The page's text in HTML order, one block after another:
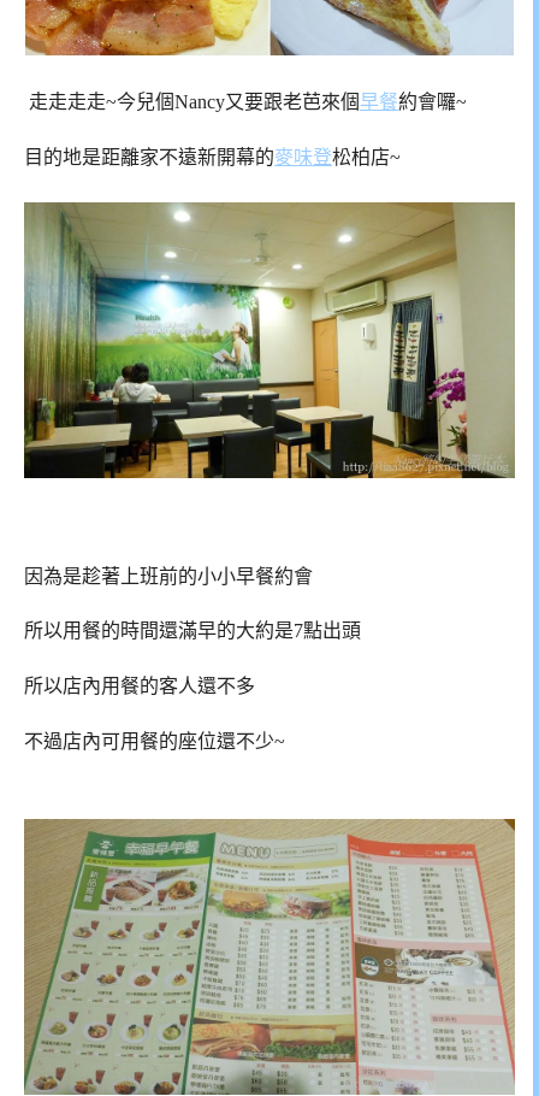
走走走走~今兒個Nancy又要跟老芭來個早餐約會囉~
目的地是距離家不遠新開幕的麥味登松柏店~
因為是趁著上班前的小小早餐約會
所以用餐的時間還滿早的大約是7點出頭
所以店內用餐的客人還不多
不過店內可用餐的座位還不少~